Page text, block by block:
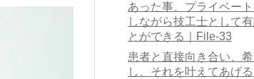
あった事、プライベー
しながら技工士として
とができる｜File-33
患者と直接向き合い、
し、それを叶えてあげ